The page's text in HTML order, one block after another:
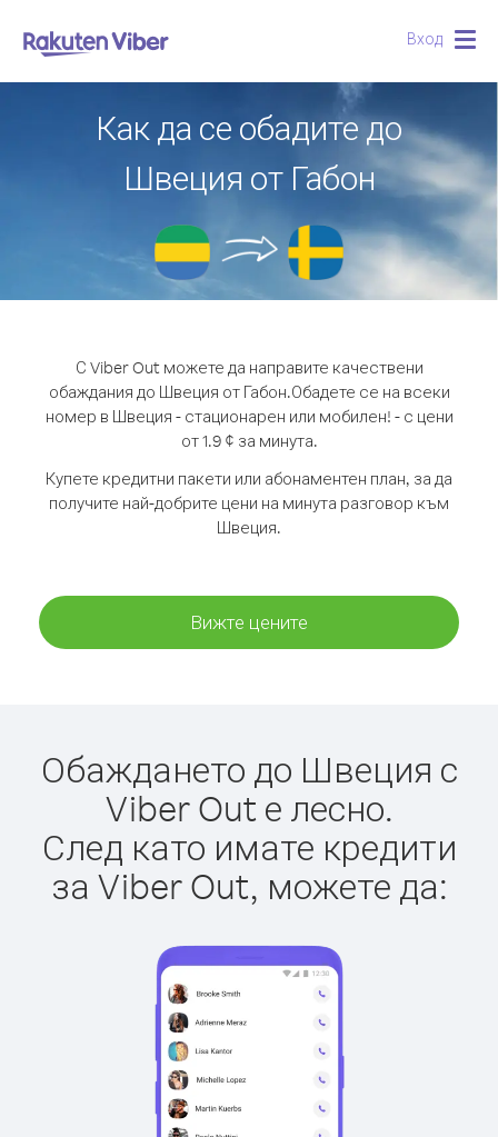
Вход
Как да се обадите до
Швеция от Габон
С Viber Out можете да направите качествени
обаждания до Швеция от Габон.Обадете се на всеки
номер в Швеция - стационарен или мобилен! - с цени
от 1.9 ¢ за минута.
Купете кредитни пакети или абонаментен план, за да
получите най-добрите цени на минута разговор към
Швеция.
Вижте цените
Обаждането до Швеция с
Viber Out е лесно.
След като имате кредити
за Viber Out, можете да: